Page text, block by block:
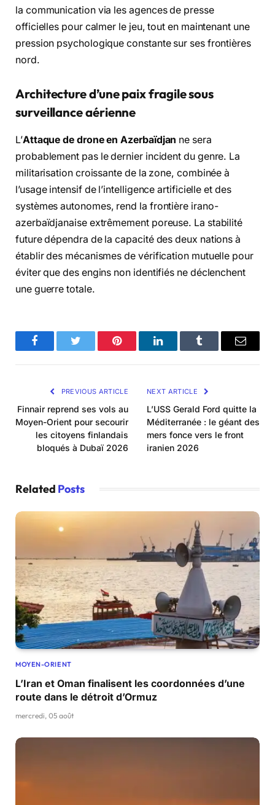
la communication via les agences de presse
officielles pour calmer le jeu, tout en maintenant une
pression psychologique constante sur ses frontières
nord.
Architecture d’une paix fragile sous
surveillance aérienne
L’Attaque de drone en Azerbaïdjan ne sera
probablement pas le dernier incident du genre. La
militarisation croissante de la zone, combinée à
l’usage intensif de l’intelligence artificielle et des
systèmes autonomes, rend la frontière irano-
azerbaïdjanaise extrêmement poreuse. La stabilité
future dépendra de la capacité des deux nations à
établir des mécanismes de vérification mutuelle pour
éviter que des engins non identifiés ne déclenchent
une guerre totale.
FacebookTwitter Pinterest LinkedInTumblr Email
PREVIOUS ARTICLE
Finnair reprend ses vols au
Moyen-Orient pour secourir
les citoyens finlandais
bloqués à Dubaï 2026
NEXT ARTICLE
L’USS Gerald Ford quitte la
Méditerranée : le géant des
mers fonce vers le front
iranien 2026
Related Posts
MOYEN-ORIENT
L’Iran et Oman finalisent les coordonnées d’une
route dans le détroit d’Ormuz
mercredi, 05 août